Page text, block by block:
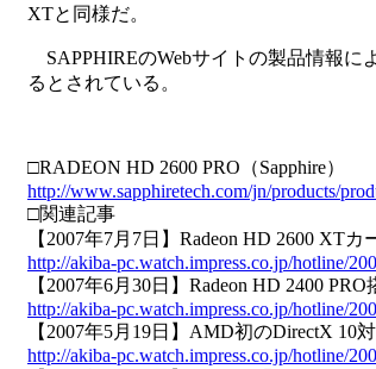
XTと同様だ。
SAPPHIREのWebサイトの製品情報に
るとされている。
□RADEON HD 2600 PRO（Sapphire）
http://www.sapphiretech.com/jn/products/
□関連記事
【2007年7月7日】Radeon HD 2600 XT
http://akiba-pc.watch.impress.co.jp/hotline/
【2007年6月30日】Radeon HD 2400
http://akiba-pc.watch.impress.co.jp/hotline/
【2007年5月19日】AMD初のDirectX 10
http://akiba-pc.watch.impress.co.jp/hotline/